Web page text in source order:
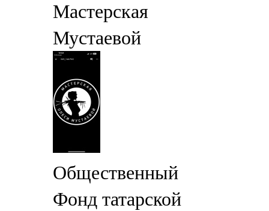
Мастерская
Мустаевой
Общественный
Фонд татарской